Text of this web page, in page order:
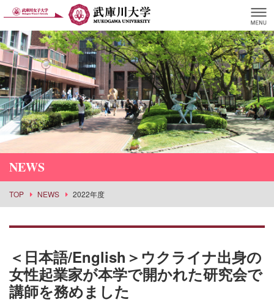
NEWS
TOP NEWS 2022年度
＜日本語/English＞ウクライナ出身の
女性起業家が本学で開かれた研究会で
講師を務めました